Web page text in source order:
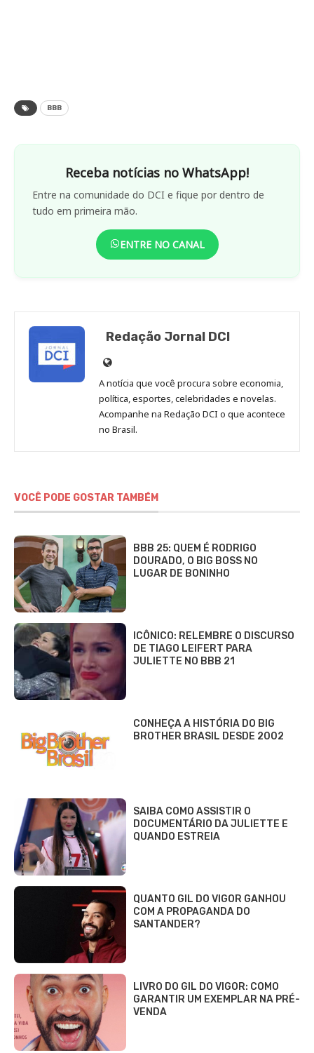
BBB
Receba notícias no WhatsApp!
Entre na comunidade do DCI e fique por dentro de
tudo em primeira mão.
ENTRE NO CANAL
Redação Jornal DCI
Site
de
Redação
Jornal
DCI
A notícia que você procura sobre economia,
política, esportes, celebridades e novelas.
Acompanhe na Redação DCI o que acontece
no Brasil.
VOCÊ PODE GOSTAR TAMBÉM
BBB 25: QUEM É RODRIGO
DOURADO, O BIG BOSS NO
LUGAR DE BONINHO
ICÔNICO: RELEMBRE O DISCURSO
DE TIAGO LEIFERT PARA
JULIETTE NO BBB 21
CONHEÇA A HISTÓRIA DO BIG
BROTHER BRASIL DESDE 2002
SAIBA COMO ASSISTIR O
DOCUMENTÁRIO DA JULIETTE E
QUANDO ESTREIA
QUANTO GIL DO VIGOR GANHOU
COM A PROPAGANDA DO
SANTANDER?
LIVRO DO GIL DO VIGOR: COMO
GARANTIR UM EXEMPLAR NA PRÉ-
VENDA